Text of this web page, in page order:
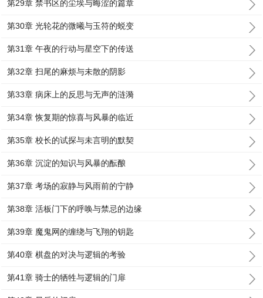
第29章 禁书区的尘埃与晦涩的篇章
第30章 光轮花的微曦与玉符的蜕变
第31章 午夜的行动与星空下的传送
第32章 扫尾的麻烦与未散的阴影
第33章 病床上的反思与无声的涟漪
第34章 恢复期的惊喜与风暴的临近
第35章 校长的试探与未言明的默契
第36章 沉淀的知识与风暴的酝酿
第37章 考场的寂静与风雨前的宁静
第38章 活板门下的呼唤与禁忌的边缘
第39章 魔鬼网的缠绕与飞翔的钥匙
第40章 棋盘的对决与逻辑的考验
第41章 骑士的牺牲与逻辑的门扉